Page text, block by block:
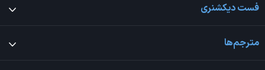
فست دیکشنری
مترجم‌ها